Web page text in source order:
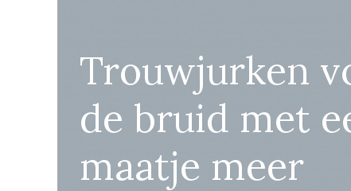
Grote Maten
Trouwjurken
de bruid met
maatje meer